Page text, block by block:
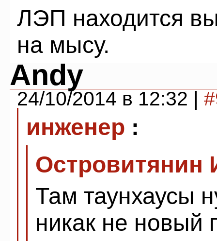
ЛЭП находится
на мысу.
Andy
24/10/2014 в 12:32 |
инженер :
Островитянин
Там таунхаусы
никак не новый